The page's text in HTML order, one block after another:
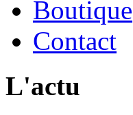
Boutique
Contact
L'actu